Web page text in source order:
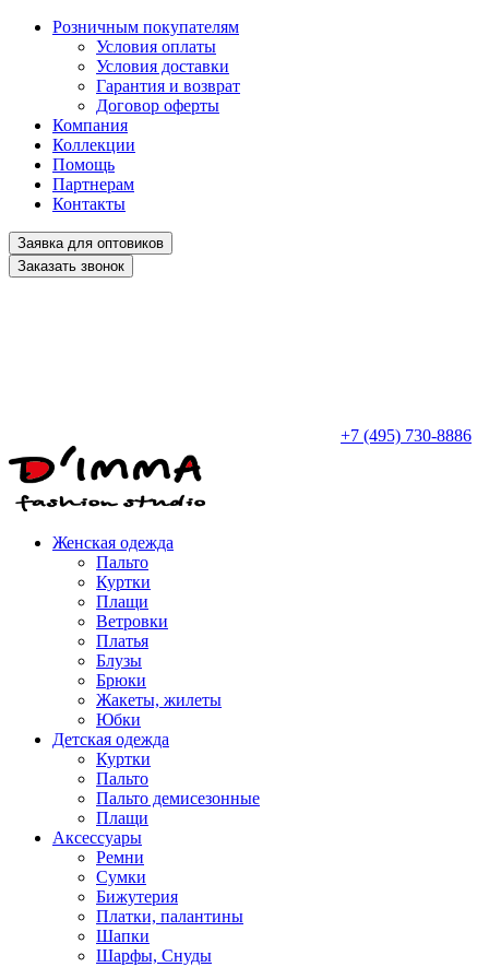
Розничным покупателям
Условия оплаты
Условия доставки
Гарантия и возврат
Договор оферты
Компания
Коллекции
Помощь
Партнерам
Контакты
Заявка для оптовиков
Заказать звонок
+7 (495) 730-8886
Женская одежда
Пальто
Куртки
Плащи
Ветровки
Платья
Блузы
Брюки
Жакеты, жилеты
Юбки
Детская одежда
Куртки
Пальто
Пальто демисезонные
Плащи
Аксессуары
Ремни
Сумки
Бижутерия
Платки, палантины
Шапки
Шарфы, Снуды